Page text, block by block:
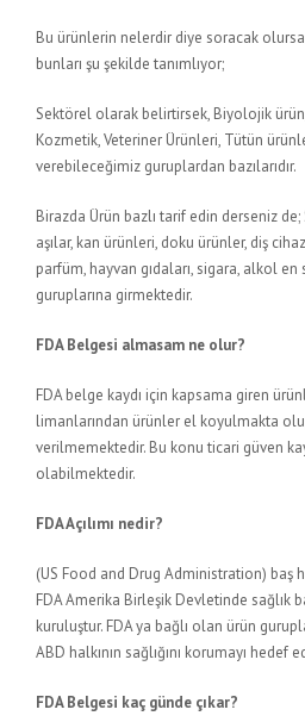
Bu ürünlerin nelerdir diye soracak
bunları şu şekilde tanımlıyor;
Sektörel olarak belirtirsek, Biyolojik ürün,
Kozmetik, Veteriner Ürünleri, Tütün
verebileceğimiz guruplardan bazılarıdır.
Birazda Ürün bazlı tarif edin derseniz
aşılar, kan ürünleri, doku ürünler, diş
parfüm, hayvan gıdaları, sigara, alkol en
guruplarına girmektedir.
FDA Belgesi almasam ne olur?
FDA belge kaydı için kapsama giren
limanlarından ürünler el koyulmakta
verilmemektedir. Bu konu ticari güven
olabilmektedir.
FDA Açılımı nedir?
(US Food and Drug Administration) baş
FDA Amerika Birleşik Devletinde sağlık
kuruluştur. FDA ya bağlı olan ürün
ABD halkının sağlığını korumayı hedef
FDA Belgesi kaç günde çıkar?